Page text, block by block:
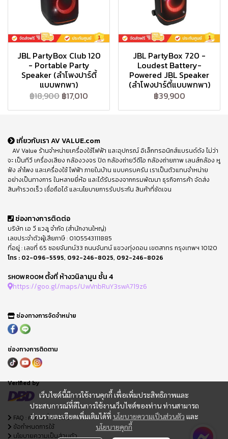
JBL PartyBox Club 120
- Portable Party
Speaker (ลำโพงปาร์ตี้
แบบพกพา)
฿18,900 ฿17,010
JBL PartyBox 720 -
Loudest Battery-
Powered JBL Speaker
(ลำโพงปาร์ตี้แบบพกพา)
฿39,900
เว็บไซต์นี้มีการใช้งานคุกกี้ เพื่อเพิ่มประสิทธิภาพและ
ประสบการณ์ที่ดีในการใช้งานเว็บไซต์ของท่าน ท่านสามารถ
อ่านรายละเอียดเพิ่มเติมได้ที่ นโยบายความเป็นส่วนตัว และ
นโยบายคุกกี้
เกี่ยวกับเรา AV VALUE.com
AV Value ร้านจำหน่ายเครื่องใช้ไฟฟ้า และอุปกรณ์ อิเล็กทรอนิกส์แบรนด์ดัง ไม่ว่า
จะ เป็นทีวี เครื่องเสียง กล้องวงจร ปิด กล้องถ่ายวีดีโอ กล้องถ่ายภาพ เลนส์กล้อง หู
ฟัง ลำโพง และเครื่องใช้ ไฟฟ้า ภายในบ้าน แบบครบครัน เราเป็นตัวแทนจำหน่าย
อย่างเป็นทางการ ในหลายยี่ห้อ และได้รับรองจากกรมพัฒนา ธุรกิจการค้า จัดส่ง
สินค้ารวดเร็ว เชื่อถือได้ และนโยบายการรับประกัน สินค้าที่ชัดเจน
ช่องทางการติดต่อ
บริษัท เอ วี แวลู จำกัด (สำนักงานใหญ่)
เลขประจำตัวผู้เสียภาษี : 0105543111885
ที่อยู่ : เลขที่ 65 ซอยจันทน์33 ถนนจันทน์ แขวงทุ่งดอน เขตสาทร กรุงเทพฯ 10120
โทร : 02-096-5595, 092-246-8025, 092-246-8026
SHOWROOM ตั้งที่ ห้างวนิลามูน ชั้น 4
https://goo.gl/maps/UwVnbRuY3swA719z6
ช่องทางการจัดจำหน่าย
ช่องทางการติดตาม
Verified by
FAQ : คำถามที่พบบ่อย
ข้อกำหนดการใช้
นโยบายความเป็นส่วนตัว